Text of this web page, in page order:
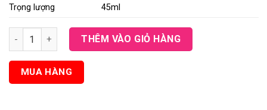
Trọng lượng
45ml
Power 28000 - Dạng chai xịt kéo dài thời gian quan hệ tình
THÊM VÀO GIỎ HÀNG
MUA HÀNG